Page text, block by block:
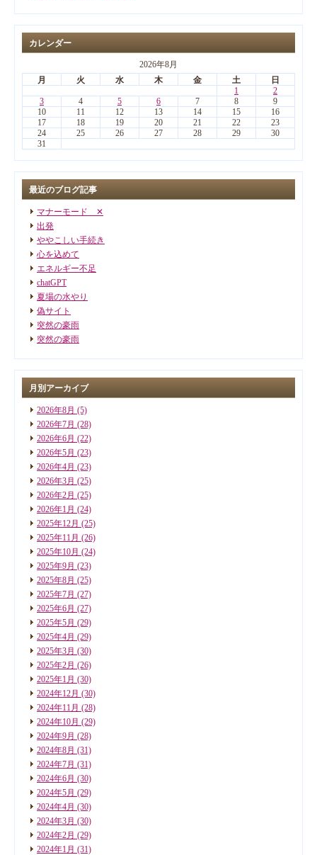
カレンダー
2026年8月
月
火 水 木 金 土
日
1
2
3
4 5 6 7 8
9
10
11 12 13 14 15
16
17
18 19 20 21 22
23
24
25 26 27 28 29
30
31
最近のブログ記事
マナーモード ✕
出発
ややこしい手続き
心を込めて
エネルギー不足
chatGPT
夏場の水やり
偽サイト
突然の豪雨
突然の豪雨
月別アーカイブ
2026年8月 (5)
2026年7月 (28)
2026年6月 (22)
2026年5月 (23)
2026年4月 (23)
2026年3月 (25)
2026年2月 (25)
2026年1月 (24)
2025年12月 (25)
2025年11月 (26)
2025年10月 (24)
2025年9月 (23)
2025年8月 (25)
2025年7月 (27)
2025年6月 (27)
2025年5月 (29)
2025年4月 (29)
2025年3月 (30)
2025年2月 (26)
2025年1月 (30)
2024年12月 (30)
2024年11月 (28)
2024年10月 (29)
2024年9月 (28)
2024年8月 (31)
2024年7月 (31)
2024年6月 (30)
2024年5月 (29)
2024年4月 (30)
2024年3月 (30)
2024年2月 (29)
2024年1月 (31)